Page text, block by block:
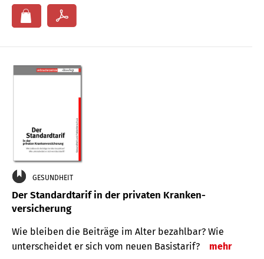
GESUNDHEIT
Der Standard­tarif in der privaten Kranken­
versicherung
Wie bleiben die Beiträge im Alter bezahlbar? Wie
unterscheidet er sich vom neuen Basistarif?
mehr